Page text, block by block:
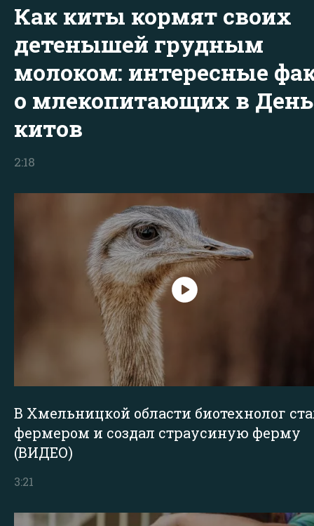
Как киты кормят своих
детенышей грудным
молоком: интересные
о млекопитающих в День
китов
2:18
В Хмельницкой области биотехнолог
фермером и создал страусиную ферму
(ВИДЕО)
3:21